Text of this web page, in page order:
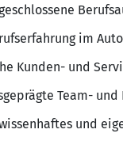
im
Kunden- und
Team-
und